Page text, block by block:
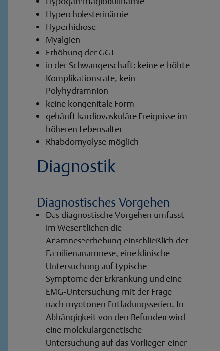
Hypercholesterinämie
Hyperhidrose
Myalgien
Erhöhung der GGT
in der Schwangerschaft: keine erhöhte
Komplikationsrate, kein
Polyhydramnion
keine kongenitale Form
gehäuft kardiovaskuläre Ereignisse im
höheren Lebensalter
Rhabdomyolyse möglich
Diagnostik
Diagnostisches Vorgehen
Das diagnostische Vorgehen umfasst
im Wesentlichen die
Anamneseerhebung einschließlich der
Familienanamnese, eine klinische
Untersuchung auf typische
Symptome der Erkrankung und eine
EMG-Untersuchung mit der Frage
nach myotonen Entladungsserien. In
Abhängigkeit von den Befunden wird
eine molekulargenetische
Untersuchung auf das Vorliegen einer